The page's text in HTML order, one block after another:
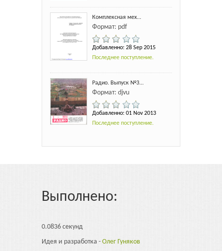
Комплексная мех...
Формат: pdf
Добавленно: 28 Sep 2015
Последнее поступление.
Радио. Выпуск №3...
Формат: djvu
Добавленно: 01 Nov 2013
Последнее поступление.
Выполнено:
0.0836 секунд
Идея и разработка - Олег Гуняков